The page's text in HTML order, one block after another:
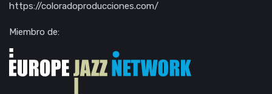
https://coloradoproducciones.com/
Miembro de: